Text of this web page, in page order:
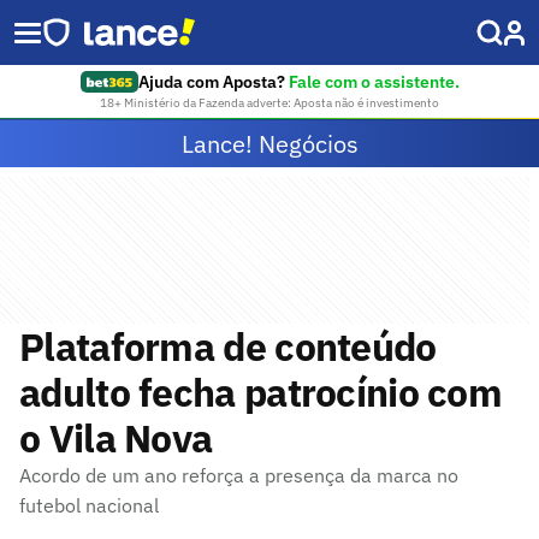
Ajuda com Aposta? Fale com o assistente.
18+ Ministério da Fazenda adverte: Aposta não é investimento
Lance! Negócios
Plataforma de conteúdo
adulto fecha patrocínio com
o Vila Nova
Acordo de um ano reforça a presença da marca no
futebol nacional